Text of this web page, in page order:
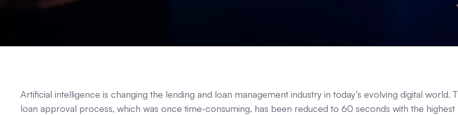
Artificial intelligence is changing the lending and loan management industry in today’s evolving digital world.
loan approval process, which was once time-consuming, has been reduced to 60 seconds with the highest